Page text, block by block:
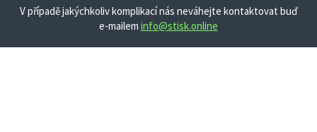
V případě jakýchkoliv komplikací nás neváhejte kontaktovat buď
e-mailem info@stisk.online